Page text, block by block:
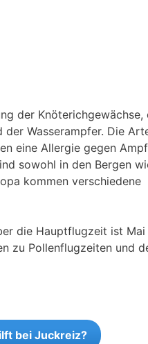
der Knöterichgewächse,
Wasserampfer. Die
eine Allergie gegen
sowohl in den Bergen
kommen verschiedene
die Hauptflugzeit ist Mai
zu Pollenflugzeiten und
bei Juckreiz?